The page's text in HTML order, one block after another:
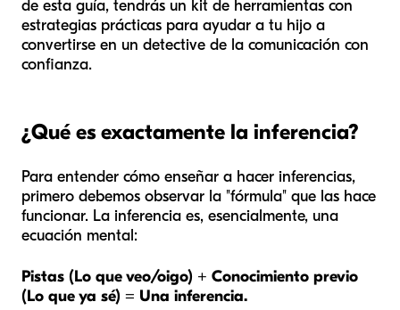
de esta guía, tendrás un kit de herramientas con
estrategias prácticas para ayudar a tu hijo a
convertirse en un detective de la comunicación con
confianza.
¿Qué es exactamente la inferencia?
Para entender cómo enseñar a hacer inferencias,
primero debemos observar la "fórmula" que las hace
funcionar. La inferencia es, esencialmente, una
ecuación mental:
Pistas (Lo que veo/oigo) + Conocimiento previo
(Lo que ya sé) = Una inferencia.